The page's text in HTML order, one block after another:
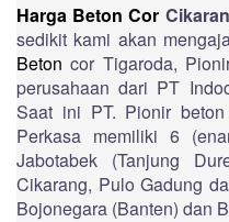
Harga Beton Cor
sedikit kami akan
Beton cor Tigaroda,
perusahaan dari PT
Saat ini PT. Pionir
Perkasa memiliki 6
Jabotabek (Tanjung
Cikarang, Pulo Gadung
Bojonegara (Banten) dan